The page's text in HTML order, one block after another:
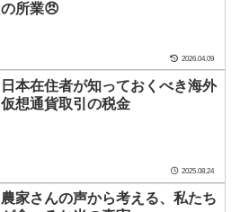
の所業😠
2026.04.09
日本在住者が知っておくべき海外
仮想通貨取引の税金
2025.08.24
農家さんの声から考える、私たち